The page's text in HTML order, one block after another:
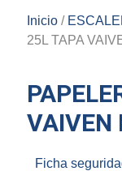
Inicio /
25L TAPA
VAIVEN
Ficha